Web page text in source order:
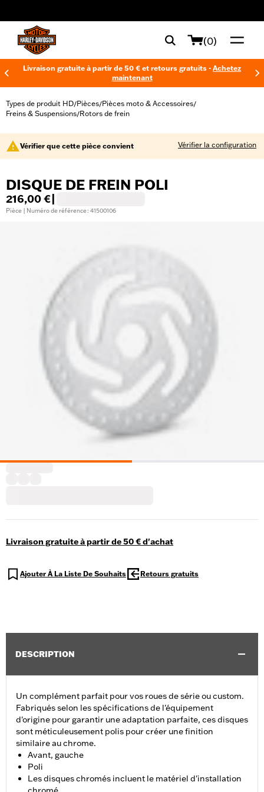
(0)
Livraison gratuite à partir de 50 € et retours gratuits - Achetez
maintenant
Types de produit HD/Pièces/Pièces moto & Accessoires/
Freins & Suspensions/Rotors de frein
Vérifier que cette pièce convient Vérifier la configuration
DISQUE DE FREIN POLI
216,00 €
Pièce | Numéro de référence : 41500106
Livraison gratuite à partir de 50 € d'achat
Ajouter À La Liste De Souhaits Retours gratuits
DESCRIPTION
Un complément parfait pour vos roues de série ou custom.
Fabriqués selon les spécifications de l'équipement
d'origine pour garantir une adaptation parfaite, ces disques
sont méticuleusement polis pour créer une finition
similaire au chrome.
Avant, gauche
Poli
Les disques chromés incluent le matériel d'installation